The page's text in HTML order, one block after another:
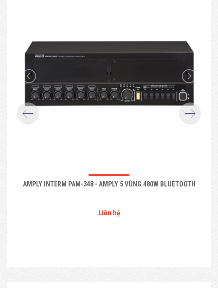
AMPLY INTERM PAM-348 - AMPLY 5 VÙNG 480W BLUETOOTH
Liên hệ